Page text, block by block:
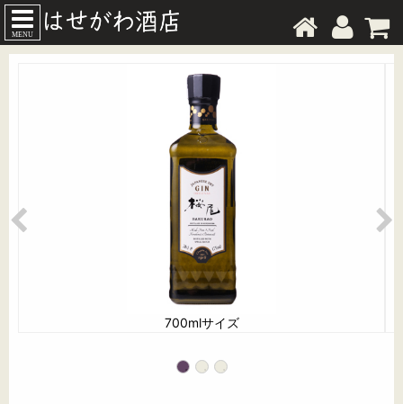
MENU
700mlサイズ